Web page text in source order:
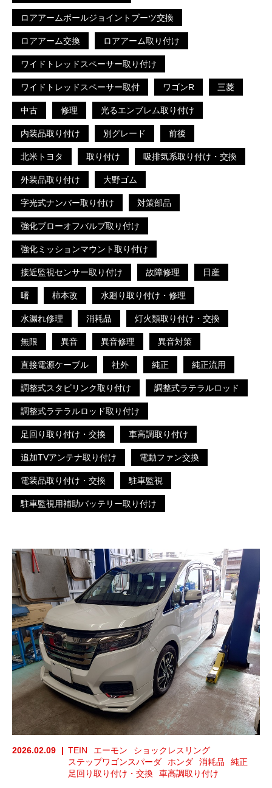
ロアアームボールジョイントブーツ交換
ロアアーム交換 ロアアーム取り付け
ワイドトレッドスペーサー取り付け
ワイドトレッドスペーサー取付 ワゴンR 三菱
中古 修理 光るエンブレム取り付け
内装品取り付け 別グレード 前後
北米トヨタ 取り付け 吸排気系取り付け・交換
外装品取り付け 大野ゴム
字光式ナンバー取り付け 対策部品
強化ブローオフバルブ取り付け
強化ミッションマウント取り付け
接近監視センサー取り付け 故障修理 日産
曙 柿本改 水廻り取り付け・修理
水漏れ修理 消耗品 灯火類取り付け・交換
無限 異音 異音修理 異音対策
直接電源ケーブル 社外 純正 純正流用
調整式スタビリンク取り付け 調整式ラテラルロッド
調整式ラテラルロッド取り付け
足回り取り付け・交換 車高調取り付け
追加TVアンテナ取り付け 電動ファン交換
電装品取り付け・交換 駐車監視
駐車監視用補助バッテリー取り付け
2026.02.09 TEIN エーモン
ショックレスリング
ステップワゴンスパーダ
ホンダ 消耗品
純正
足回り取り付け・交換
車高調取り付け